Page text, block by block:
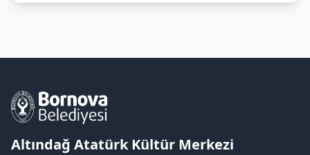
Altındağ Atatürk Kültür Merkezi